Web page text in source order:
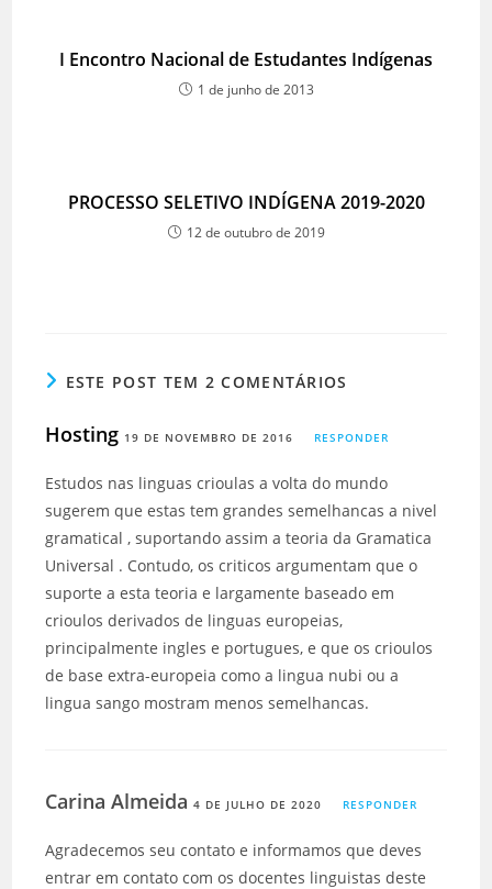
I Encontro Nacional de Estudantes Indígenas
1 de junho de 2013
PROCESSO SELETIVO INDÍGENA 2019-2020
12 de outubro de 2019
ESTE POST TEM 2 COMENTÁRIOS
Hosting 19 DE NOVEMBRO DE 2016 RESPONDER
Estudos nas linguas crioulas a volta do mundo
sugerem que estas tem grandes semelhancas a nivel
gramatical , suportando assim a teoria da Gramatica
Universal . Contudo, os criticos argumentam que o
suporte a esta teoria e largamente baseado em
crioulos derivados de linguas europeias,
principalmente ingles e portugues, e que os crioulos
de base extra-europeia como a lingua nubi ou a
lingua sango mostram menos semelhancas.
Carina Almeida4 DE JULHO DE 2020 RESPONDER
Agradecemos seu contato e informamos que deves
entrar em contato com os docentes linguistas deste